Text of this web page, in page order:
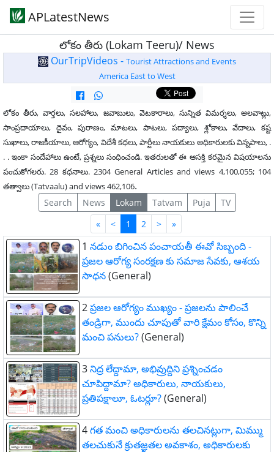
APLatestNews
లోకం తీరు (Lokam Teeru)/ News
OurTripVideos - Tourist Attractions and Events
America East to West
లోకం తీరు, వార్తలు, సలహాలు, జవాబులు, వెటకారాలు, సున్నిత విమర్శలు, అలవాట్లు,
సాంప్రదాయాలు, దైవం, పురాణం, మాటలు, పాటలు, పద్యాలు, శ్లోకాలు, వేదాలు, కష్ట
సుఖాలు, రాజకీయాలు, ఆరోగ్యం, విదేశీ కధలు, పార్టీలు నాయకులు అధికారులకు విన్నపాలు, .
. . ఇంకా సందేహాలు ఉంటే, ప్రశ్నలు సంధించండి. ఇతరులతో ఈ ఆసక్తి కరమైన విషయాలను
పంచుకోగలరు. 28 కధనాలు. 2304 General Articles and views 4,100,055; 104
తత్వాలు (Tatvaalu) and views 462,106.
Search News Lokam Tatvam Puja
TV
«First
< 1 2 > »Last
1 నడుం బిగించిన పంచాయతీ ఈవో సిబ్బంది -
ప్రజల ఆరోగ్య సంరక్షణ కు సమాజ సేవకు, ఆశయ
సాధన(General)
2ప్రజల ఆరోగ్యం ముఖ్యం - ప్రజలను పాలించే
తండ్రిగా, ముందు చూపుతో వారి క్షేమం కోసం, కొన్ని
మంచి పనులు?(General)
3నిద్ర లేద్దామా, అభివ్రుద్దిని ప్రశ్నించడం
చూపిద్దామా? అధికారులు, నాయకులు,
ప్రతిపక్షాలూ, ఓటర్లూ?(General)
4గత మంచి అధికారులను తలచినట్లుగా, మిమ్ము
తలచుకునే క్రుతజ్ఞతల అవకాశం, అధికారులకు